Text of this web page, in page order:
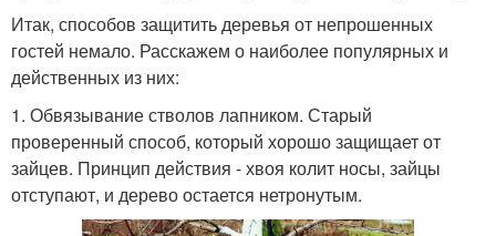
Итак, способов защитить деревья от непрошенных
гостей немало. Расскажем о наиболее популярных и
действенных из них:
1. Обвязывание стволов лапником. Старый
проверенный способ, который хорошо защищает от
зайцев. Принцип действия - хвоя колит носы, зайцы
отступают, и дерево остается нетронутым.